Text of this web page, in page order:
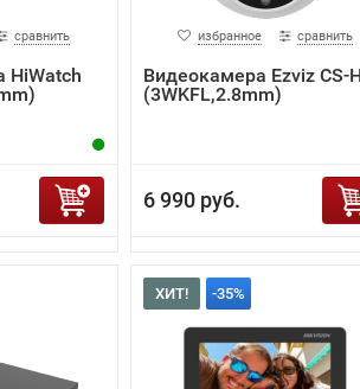
сравнить
HiWatch
избранное сравнить
Видеокамера Ezviz CS-
(3WKFL,2.8mm)
6 990 руб.
ХИТ! -35%